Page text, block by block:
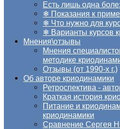
Есть лишь одна
❄ Показания к
❄ Что нужно для
❄ Варианты курсов
Мнения\отзывы
Мнения
методике
Отзывы (от 1990-х г.)
Об авторе криодинамики
Ретроспектива -
Краткая история
Питание и
криодинамики
Сравнение Сергея